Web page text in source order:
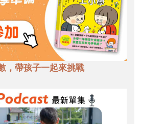
，帶孩子一起來挑戰